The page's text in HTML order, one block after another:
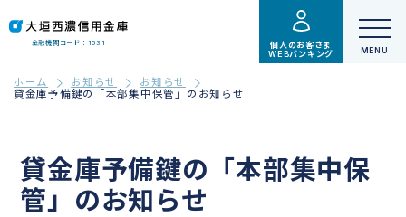
金融機関コード：1531
個人のお客さま
WEBバンキング
ホーム お知らせ
お知らせ
貸金庫予備鍵の「本部集中保管」のお知らせ
貸金庫予備鍵の「本部集中保
管」のお知らせ